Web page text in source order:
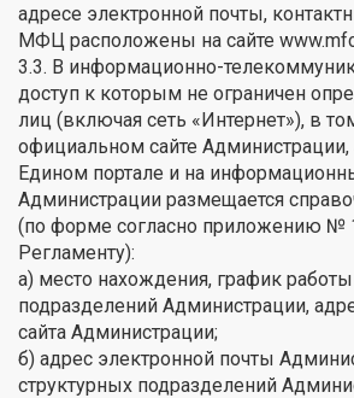
адресе электронной почты,
МФЦ расположены на сайте
3.3. В информационно-
доступ к которым не ограничен
лиц (включая сеть «Интернет»), в
официальном сайте Администрации,
Едином портале и на
Администрации размещается
(по форме согласно приложению №
Регламенту):
а) место нахождения, график
подразделений Администрации,
сайта Администрации;
б) адрес электронной почты
структурных подразделений